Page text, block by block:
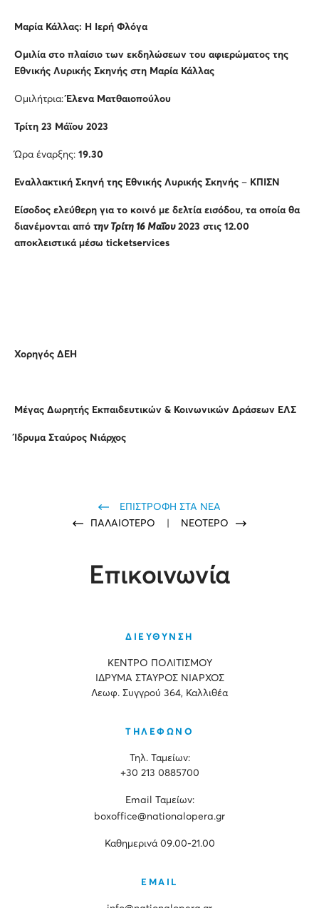
Μαρία Κάλλας: Η Ιερή Φλόγα
Ομιλία στο πλαίσιο των εκδηλώσεων του αφιερώματος της
Εθνικής Λυρικής Σκηνής στη Μαρία Κάλλας
Ομιλήτρια: Έλενα Ματθαιοπούλου
Τρίτη 23 Μάϊου 2023
Ώρα έναρξης: 19.30
Εναλλακτική Σκηνή της Εθνικής Λυρικής Σκηνής – ΚΠΙΣΝ
Είσοδος ελεύθερη για το κοινό με δελτία εισόδου, τα οποία θα
διανέμονται από την Τρίτη 16 Μαΐου 2023 στις 12.00
αποκλειστικά μέσω ticketservices
Χορηγός ΔΕΗ
Μέγας Δωρητής Εκπαιδευτικών & Κοινωνικών Δράσεων ΕΛΣ
Ίδρυμα Σταύρος Νιάρχος
ΕΠΙΣΤΡΟΦΗ ΣΤΑ ΝΕΑ
ΠΑΛΑΙΟΤΕΡΟ
ΝΕΟΤΕΡΟ
Επικοινωνία
ΔΙΕΥΘΥΝΣΗ
ΚΕΝΤΡΟ ΠΟΛΙΤΙΣΜΟΥ
ΙΔΡΥΜΑ ΣΤΑΥΡΟΣ ΝΙΑΡΧΟΣ
Λεωφ. Συγγρού 364, Καλλιθέα
ΤΗΛΕΦΩΝΟ
Τηλ. Ταμείων:
+30 213 0885700
Εmail Ταμείων:
boxoffice@nationalopera.gr
Καθημερινά 09.00-21.00
EMAIL